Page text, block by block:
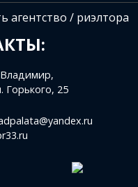
агентство / риэлтора
Владимир,
Горького, 25